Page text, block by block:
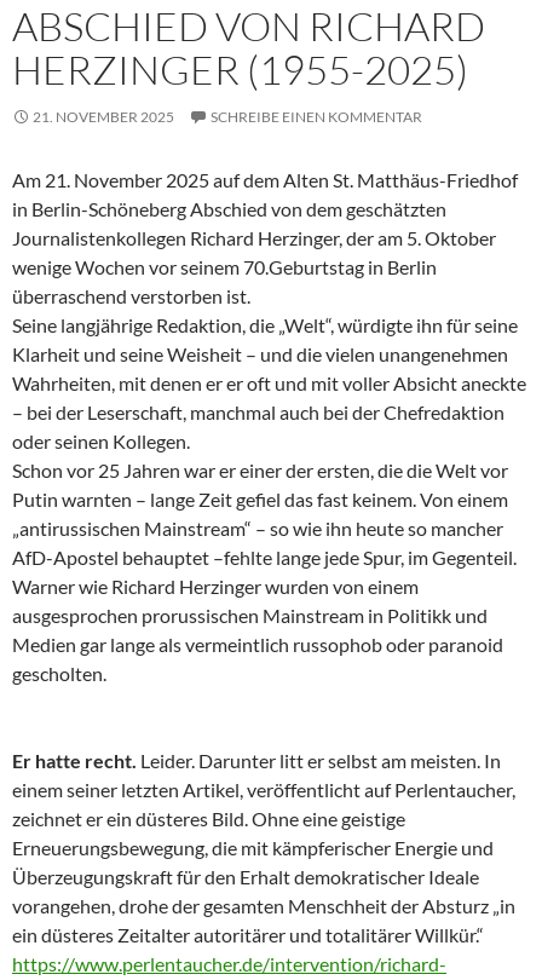
ABSCHIED VON RICHARD
HERZINGER (1955-2025)
21. NOVEMBER 2025 SCHREIBE EINEN KOMMENTAR
Am 21. November 2025 auf dem Alten St. Matthäus-Friedhof
in Berlin-Schöneberg Abschied von dem geschätzten
Journalistenkollegen Richard Herzinger, der am 5. Oktober
wenige Wochen vor seinem 70.Geburtstag in Berlin
überraschend verstorben ist.
Seine langjährige Redaktion, die „Welt“, würdigte ihn für seine
Klarheit und seine Weisheit – und die vielen unangenehmen
Wahrheiten, mit denen er er oft und mit voller Absicht aneckte
– bei der Leserschaft, manchmal auch bei der Chefredaktion
oder seinen Kollegen.
Schon vor 25 Jahren war er einer der ersten, die die Welt vor
Putin warnten – lange Zeit gefiel das fast keinem. Von einem
„antirussischen Mainstream“ – so wie ihn heute so mancher
AfD-Apostel behauptet –fehlte lange jede Spur, im Gegenteil.
Warner wie Richard Herzinger wurden von einem
ausgesprochen prorussischen Mainstream in Politikk und
Medien gar lange als vermeintlich russophob oder paranoid
gescholten.
Er hatte recht. Leider. Darunter litt er selbst am meisten. In
einem seiner letzten Artikel, veröffentlicht auf Perlentaucher,
zeichnet er ein düsteres Bild. Ohne eine geistige
Erneuerungsbewegung, die mit kämpferischer Energie und
Überzeugungskraft für den Erhalt demokratischer Ideale
vorangehen, drohe der gesamten Menschheit der Absturz „in
ein düsteres Zeitalter autoritärer und totalitärer Willkür.“
https://www.perlentaucher.de/intervention/richard-